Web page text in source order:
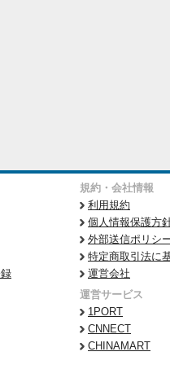
規約・会社情報
利用規約
個人情報保護方
外部送信ポリシ
特定商取引法に
運営会社
運営サービス
1PORT
CNNECT
CHINAMART